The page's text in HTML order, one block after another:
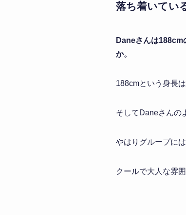
落ち着いてい
Daneさんは188cm
か。
188cmという身長
そしてDaneさんの
やはりグループに
クールで大人な雰